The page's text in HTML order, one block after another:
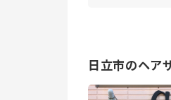
日立市のヘア